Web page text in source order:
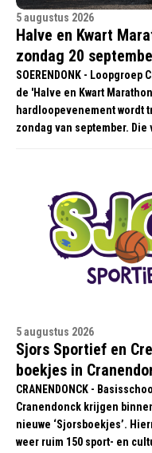
5 augustus 2026
Halve en Kwart
zondag 20
SOERENDONK -
de 'Halve en Kwart
hardloopevenement wordt
zondag van september.
5 augustus 2026
Sjors Sportief en
boekjes in
CRANENDONCK -
Cranendonck krijgen
nieuwe ‘Sjorsboekjes’.
weer ruim 150 sport- en